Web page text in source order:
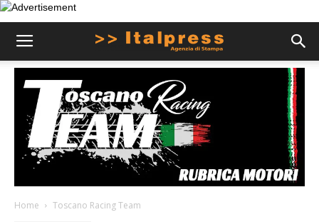
Home Toscano Racing Team